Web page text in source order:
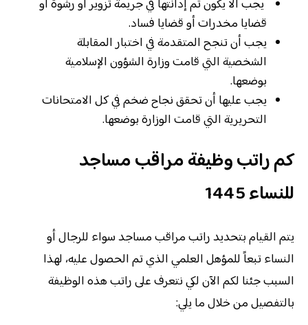
يجب ألا يكون تم إدانتها في جريمة تزوير أو رشوة أو
قضايا مخدرات أو قضايا فساد.
يجب أن تنجح المتقدمة في اختبار المقابلة
الشخصية التي قامت وزارة الشؤون الإسلامية
بوضعها.
يجب عليها أن تحقق نجاح ضخم في كل الامتحانات
التحريرية التي قامت الوزارة بوضعها.
كم راتب وظيفة مراقب مساجد
للنساء 1445
يتم القيام بتحديد راتب مراقب مساجد سواء للرجال أو
النساء تبعاً للمؤهل العلمي الذي تم الحصول عليه، لهذا
السبب جئنا لكم الآن لكي نتعرف على راتب هذه الوظيفة
بالتفصيل من خلال ما يلي: